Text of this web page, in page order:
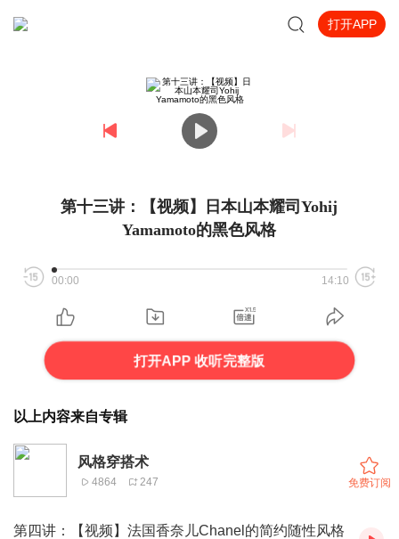
打开APP
第十三讲：【视频】日本山本耀司Yohij
Yamamoto的黑色风格
00:00 14:10
打开APP 收听完整版
以上内容来自专辑
风格穿搭术
4864 247 免费订阅
第四讲：【视频】法国香奈儿Chanel的简约随性风格